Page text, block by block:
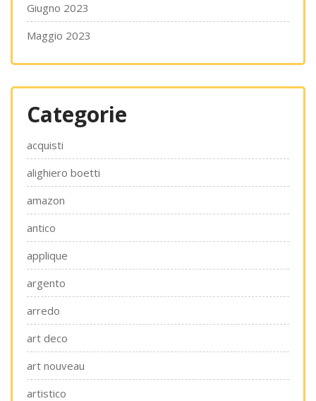
Giugno 2023
Maggio 2023
Categorie
acquisti
alighiero boetti
amazon
antico
applique
argento
arredo
art deco
art nouveau
artistico